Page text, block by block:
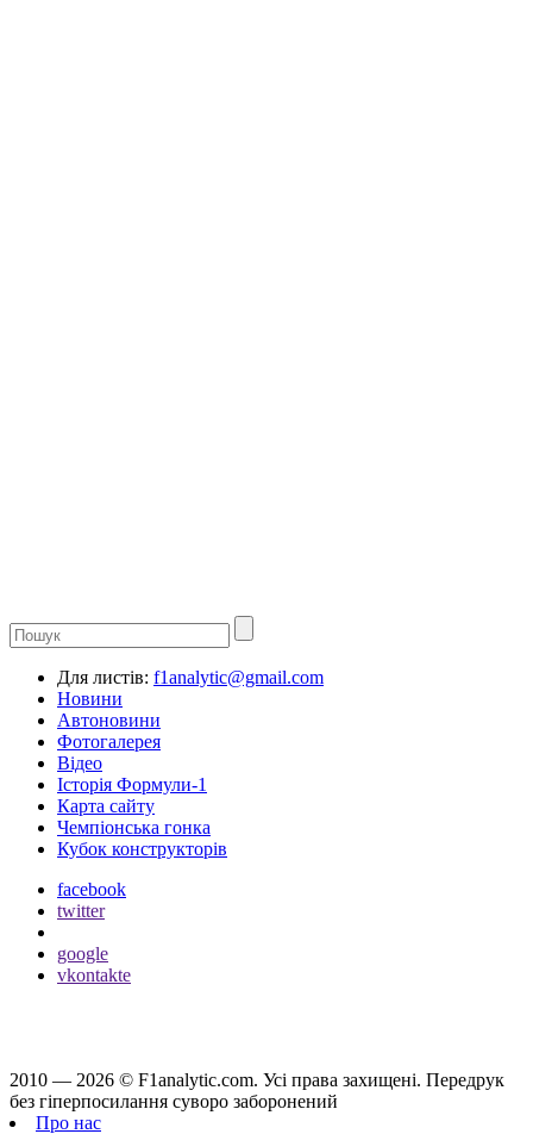
Для листів: f1analytic@gmail.com
Новини
Автоновини
Фотогалерея
Відео
Історія Формули-1
Карта сайту
Чемпіонська гонка
Кубок конструкторів
facebook
twitter
google
vkontakte
2010 — 2026 © F1analytic.com. Усi права захищенi. Передрук
без гіперпосилання суворо заборонений
Про нас